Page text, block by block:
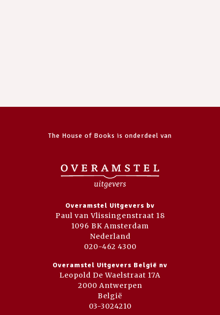
The House of Books is onderdeel van
Overamstel Uitgevers bv
Paul van Vlissingenstraat 18
1096 BK Amsterdam
Nederland
020-462 4300
Overamstel Uitgevers België nv
Leopold De Waelstraat 17A
2000 Antwerpen
België
03-3024210